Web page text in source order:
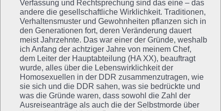
Verfassung und Rechtsprechung sind das eine – das
andere die gesellschaftliche Wirklichkeit. Traditionen,
Verhaltensmuster und Gewohnheiten pflanzen sich in
den Generationen fort, deren Veränderung dauert
meist Jahrzehnte. Das war einer der Gründe, weshalb
ich Anfang der achtziger Jahre von meinem Chef,
dem Leiter der Hauptabteilung (HA XX), beauftragt
wurde, alles über die Lebenswirklichkeit der
Homosexuellen in der DDR zusammenzutragen, wie
sie sich und die DDR sahen, was sie bedrückte und
was die Gründe waren, dass sowohl die Zahl der
Ausreiseanträge als auch die der Selbstmorde über